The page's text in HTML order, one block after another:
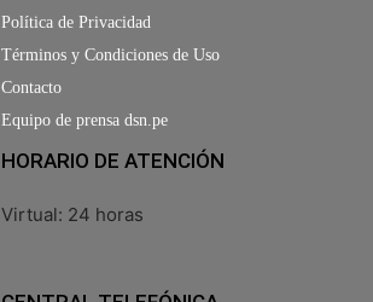
Política de Privacidad
Términos y Condiciones de Uso
Contacto
Equipo de prensa dsn.pe
HORARIO DE ATENCIÓN
Virtual: 24 horas